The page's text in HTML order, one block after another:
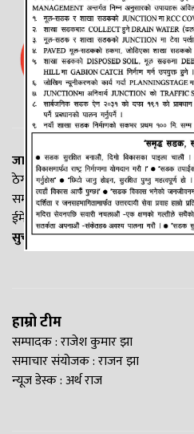
जानकी न्यूज नेटवर्क
ठेगाना: लक्ष्मीनियाँ -७, मधेश प्रदेश
सम्पर्क नं. : +977-9844100829
ईमेल:
सुचना विभाग दर्ता नं. २५४०/२०७७/
हाम्रो टीम
सम्पादक : राजेश कुमार झा
समाचार संयोजक : राजन झा
न्यूज डेस्क : अर्थ राज